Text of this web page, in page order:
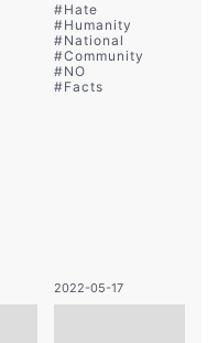
#Hate
#Humanity
#National
#Community
#NO
#Facts
2022-05-17